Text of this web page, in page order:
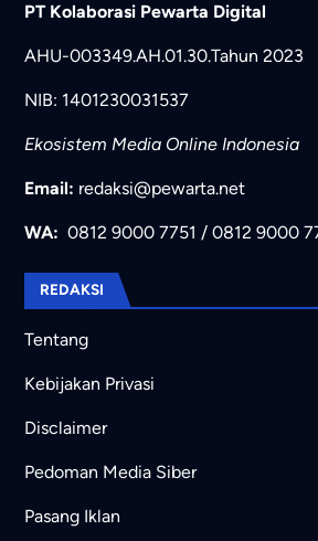
PT Kolaborasi Pewarta Digital
AHU-003349.AH.01.30.Tahun 2023
NIB: 1401230031537
Ekosistem Media Online Indonesia
Email: redaksi@pewarta.net
WA: 0812 9000 7751 / 0812 9000
REDAKSI
Tentang
Kebijakan Privasi
Disclaimer
Pedoman Media Siber
Pasang Iklan